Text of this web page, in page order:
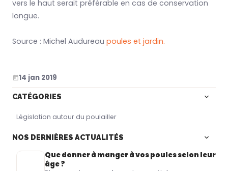
vers le haut serait préférable en cas de conservation
longue.
Source : Michel Audureau poules et jardin.
14 jan 2019
CATÉGORIES
Législation autour du poulailler
NOS DERNIÈRES ACTUALITÉS
Que donner à manger à vos poules selon leur
âge ?